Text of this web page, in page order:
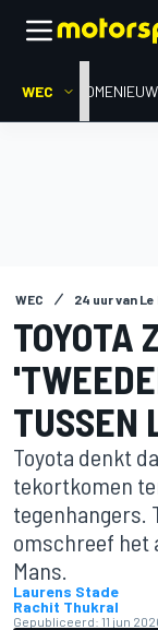
WEC HOME
WEC 24 uur van Le
TOYOTA
TUSSEN
Toyota denkt
tekortkomen
tegenhangers.
omschreef het
Mans.
Laurens Stade
Rachit Thukral
Gepubliceerd: 11 jun